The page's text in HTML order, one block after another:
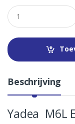
Q
u
a
t
i
Beschrijving
Yadea M6L